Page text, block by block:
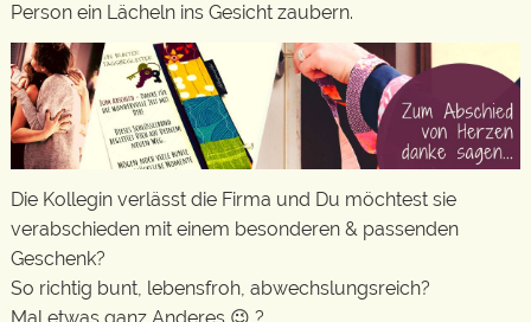
Person ein Lächeln ins Gesicht zaubern.
Die Kollegin verlässt die Firma und Du möchtest sie
verabschieden mit einem besonderen & passenden
Geschenk?
So richtig bunt, lebensfroh, abwechslungsreich?
Mal etwas ganz Anderes 😉 ?